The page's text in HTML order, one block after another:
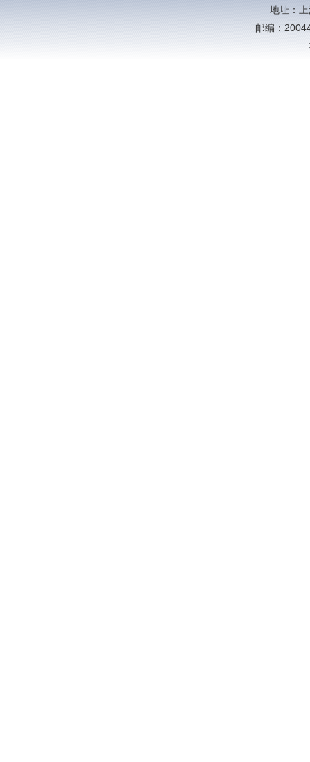
地址：
邮编：